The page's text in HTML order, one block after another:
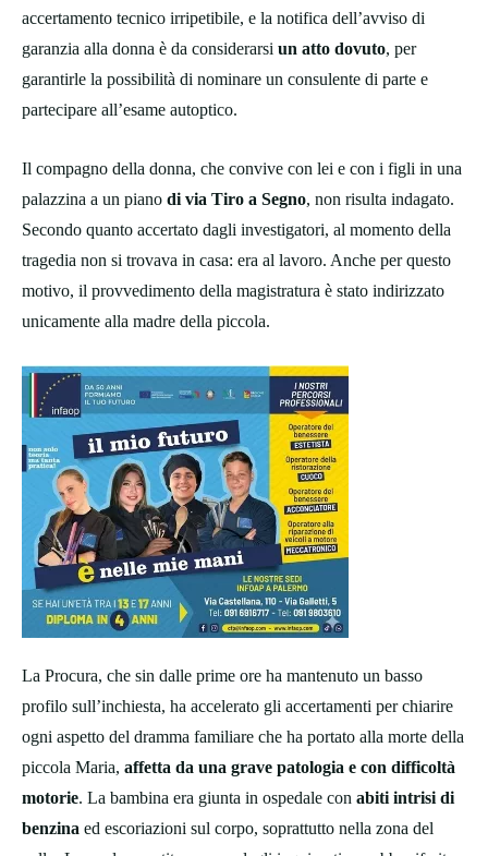
accertamento tecnico irripetibile, e la notifica dell’avviso di
garanzia alla donna è da considerarsi un atto dovuto, per
garantirle la possibilità di nominare un consulente di parte e
partecipare all’esame autoptico.
Il compagno della donna, che convive con lei e con i figli in una
palazzina a un piano di via Tiro a Segno, non risulta indagato.
Secondo quanto accertato dagli investigatori, al momento della
tragedia non si trovava in casa: era al lavoro. Anche per questo
motivo, il provvedimento della magistratura è stato indirizzato
unicamente alla madre della piccola.
La Procura, che sin dalle prime ore ha mantenuto un basso
profilo sull’inchiesta, ha accelerato gli accertamenti per chiarire
ogni aspetto del dramma familiare che ha portato alla morte della
piccola Maria, affetta da una grave patologia e con difficoltà
motorie. La bambina era giunta in ospedale con abiti intrisi di
benzina ed escoriazioni sul corpo, soprattutto nella zona del